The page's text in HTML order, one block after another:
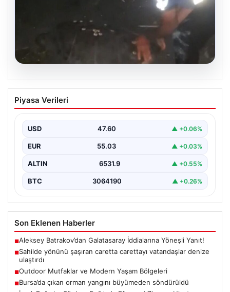
05.08.2026
Sahilde yönünü şaşıran caretta
carettayı vatandaşlar denize ulaştırdı
Piyasa Verileri
USD 47.60 ▲ +0.06%
EUR 55.03 ▲ +0.03%
ALTIN 6531.9 ▲ +0.55%
BTC 3064190 ▲ +0.26%
Son Eklenen Haberler
■Aleksey Batrakov’dan Galatasaray İddialarına Yöneşli Yanıt!
■Sahilde yönünü şaşıran caretta carettayı vatandaşlar denize
ulaştırdı
■Outdoor Mutfaklar ve Modern Yaşam Bölgeleri
■Bursa’da çıkan orman yangını büyümeden söndürüldü